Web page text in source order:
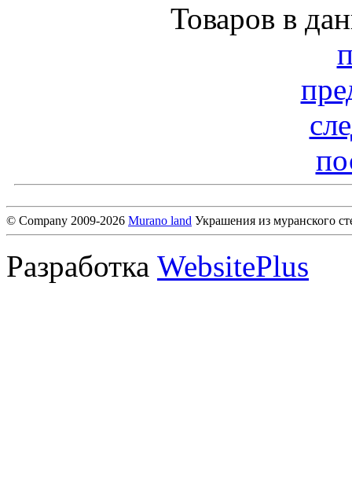
Товаров в
© Company 2009-2026 Murano land Украшения из муранского
Разработка WebsitePlus